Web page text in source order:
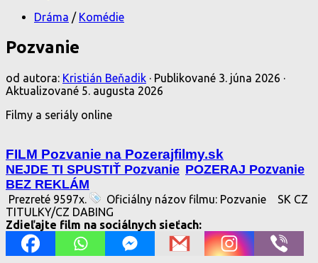
Dráma / Komédie
Pozvanie
od autora: Kristián Beňadik · Publikované 3. júna 2026 ·
Aktualizované 5. augusta 2026
Filmy a seriály online
FILM Pozvanie na Pozerajfilmy.sk
NEJDE TI SPUSTIŤ Pozvanie POZERAJ Pozvanie
BEZ REKLÁM
Prezreté 9597x. Oficiálny názov filmu: Pozvanie
SK CZ
TITULKY/CZ DABING
Zdieľajte film na sociálnych sieťach: